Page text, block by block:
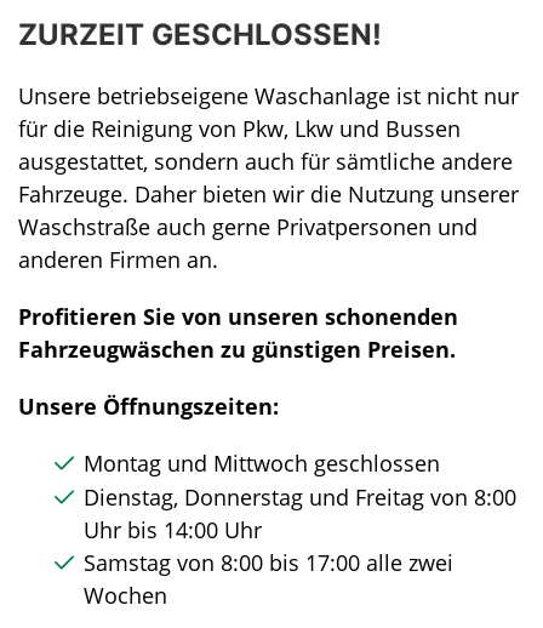
ZURZEIT GESCHLOSSEN!
Unsere betriebseigene Waschanlage ist nicht nur
für die Reinigung von Pkw, Lkw und Bussen
ausgestattet, sondern auch für sämtliche andere
Fahrzeuge. Daher bieten wir die Nutzung unserer
Waschstraße auch gerne Privatpersonen und
anderen Firmen an.
Profitieren Sie von unseren schonenden
Fahrzeugwäschen zu günstigen Preisen.
Unsere Öffnungszeiten:
Montag und Mittwoch geschlossen
Dienstag, Donnerstag und Freitag von 8:00
Uhr bis 14:00 Uhr
Samstag von 8:00 bis 17:00 alle zwei
Wochen